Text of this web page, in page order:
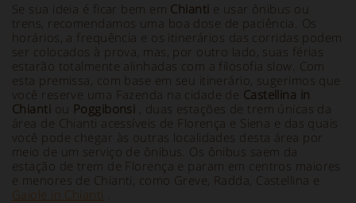
Se sua ideia é ficar bem em Chianti e usar ônibus ou
trens, recomendamos uma boa dose de paciência. Os
horários, a frequência e os itinerários das corridas podem
ser colocados à prova, mas, por outro lado, suas férias
estarão totalmente alinhadas com a filosofia slow. Com
esta premissa, com base em seu itinerário, sugerimos que
você reserve uma Fazenda na cidade de Castellina in
Chianti ou Poggibonsi , duas estações de trem únicas da
área de Chianti acessíveis de Florença e Siena e das quais
você pode chegar às outras localidades desta área por
meio de um serviço de ônibus. Os ônibus saem da
estação de trem de Florença e param em centros maiores
e menores de Chianti, como Greve, Radda, Castellina e
Gaiole in Chianti .